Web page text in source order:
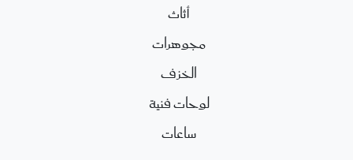
أثاث
مجوهرات
الخزف
لوحات فنية
ساعات